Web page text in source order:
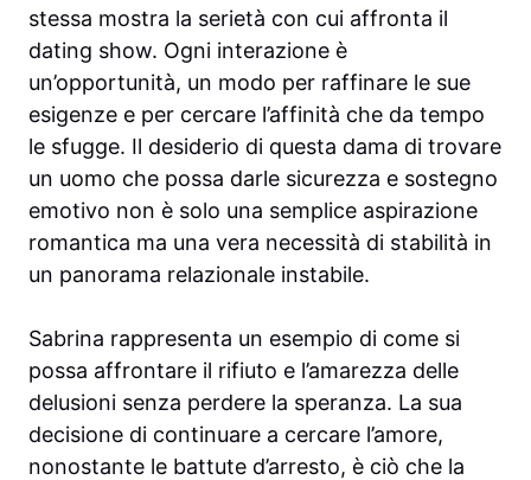
stessa mostra la serietà con cui affronta il
dating show. Ogni interazione è
un’opportunità, un modo per raffinare le sue
esigenze e per cercare l’affinità che da tempo
le sfugge. Il desiderio di questa dama di trovare
un uomo che possa darle sicurezza e sostegno
emotivo non è solo una semplice aspirazione
romantica ma una vera necessità di stabilità in
un panorama relazionale instabile.
Sabrina rappresenta un esempio di come si
possa affrontare il rifiuto e l’amarezza delle
delusioni senza perdere la speranza. La sua
decisione di continuare a cercare l’amore,
nonostante le battute d’arresto, è ciò che la